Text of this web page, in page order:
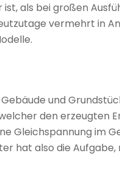
als bei großen
vermehrt in
und
den
Gleichspannung im
hat also die